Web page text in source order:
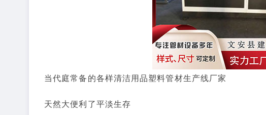
当代庭常备的各样清洁用品塑料管材生产线厂家
天然大便利了平淡生存